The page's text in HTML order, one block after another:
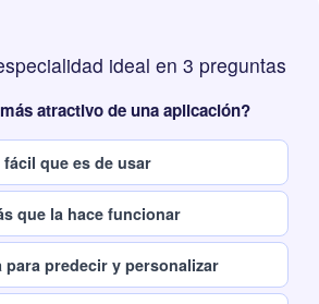
ideal en 3 preguntas
atractivo de una aplicación?
que es de usar
que la hace funcionar
para predecir y personalizar